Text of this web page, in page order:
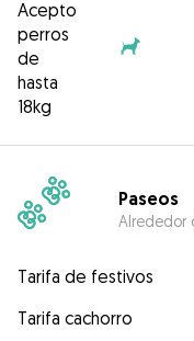
Acepto
perros
de
hasta
18kg
Paseos
Alrededor
Tarifa de festivos
Tarifa cachorro